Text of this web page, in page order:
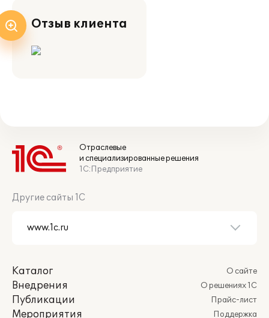
Отзыв клиента
Отраслевые
и специализированные решения
1С:Предприятие
Другие сайты 1С
Каталог
Внедрения
Публикации
Мероприятия
О сайте
О решениях 1С
Прайс-лист
Поддержка